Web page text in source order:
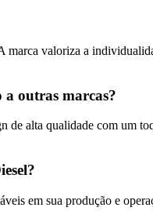
valoriza a
a outras marcas?
alta qualidade com um
em sua produção e